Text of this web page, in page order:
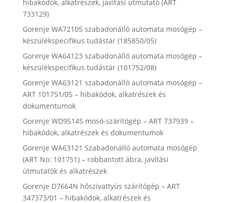
hibakódok, alkatrészek, javítási útmutató (ART
733129)
Gorenje WA72105 szabadonálló automata mosógép –
készülékspecifikus tudástár (185850/05)
Gorenje WA64123 szabadonálló automata mosógép –
készülékspecifikus tudástár (101752/08)
Gorenje WA63121 szabadonálló automata mosógép –
ART 101751/05 – hibakódok, alkatrészek és
dokumentumok
Gorenje WD9514S mosó-szárítógép – ART 737939 –
hibakódok, alkatrészek és dokumentumok
Gorenje WA63121 Szabadonálló automata mosógép
(ART No: 101751) – robbantott ábra, javítási
útmutatók és alkatrészek
Gorenje D7664N hőszivattyús szárítógép – ART
347373/01 – hibakódok, alkatrészek és